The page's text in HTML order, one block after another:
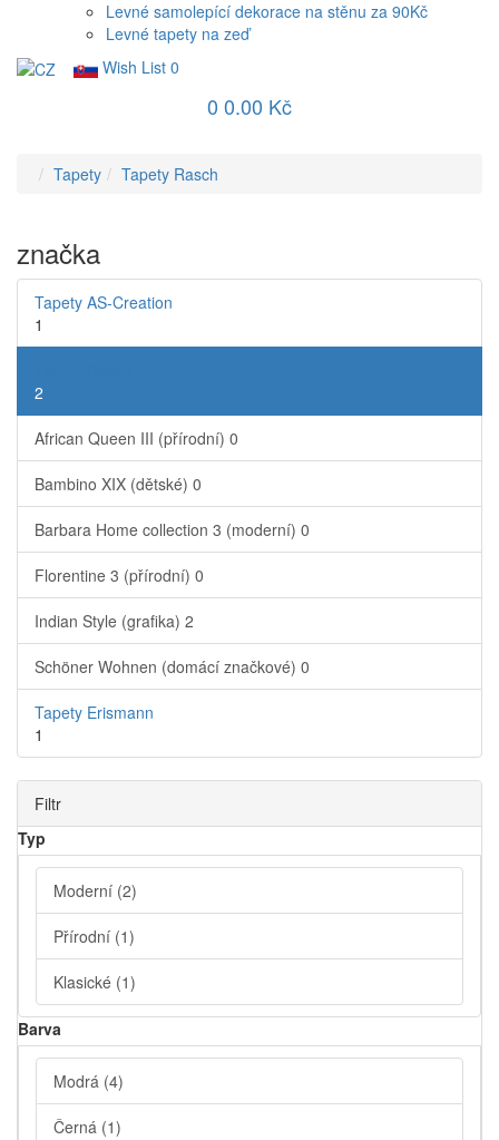
Levné samolepící dekorace na stěnu za 90Kč
Levné tapety na zeď
Wish List 0
0 0.00 Kč
Tapety Tapety Rasch
značka
Tapety AS-Creation
1
2
African Queen III (přírodní) 0
Bambino XIX (dětské) 0
Barbara Home collection 3 (moderní) 0
Florentine 3 (přírodní) 0
Indian Style (grafika) 2
Schöner Wohnen (domácí značkové) 0
Tapety Erismann
1
Filtr
Typ
Moderní (2)
Přírodní (1)
Klasické (1)
Barva
Modrá (4)
Černá (1)